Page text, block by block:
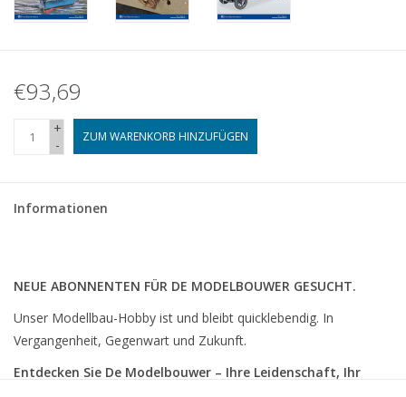
€93,69
+
-
ZUM WARENKORB HINZUFÜGEN
Informationen
NEUE ABONNENTEN FÜR DE MODELBOUWER GESUCHT.
Unser Modellbau-Hobby ist und bleibt quicklebendig. In
Vergangenheit, Gegenwart und Zukunft.
Entdecken Sie De Modelbouwer – Ihre Leidenschaft, Ihr